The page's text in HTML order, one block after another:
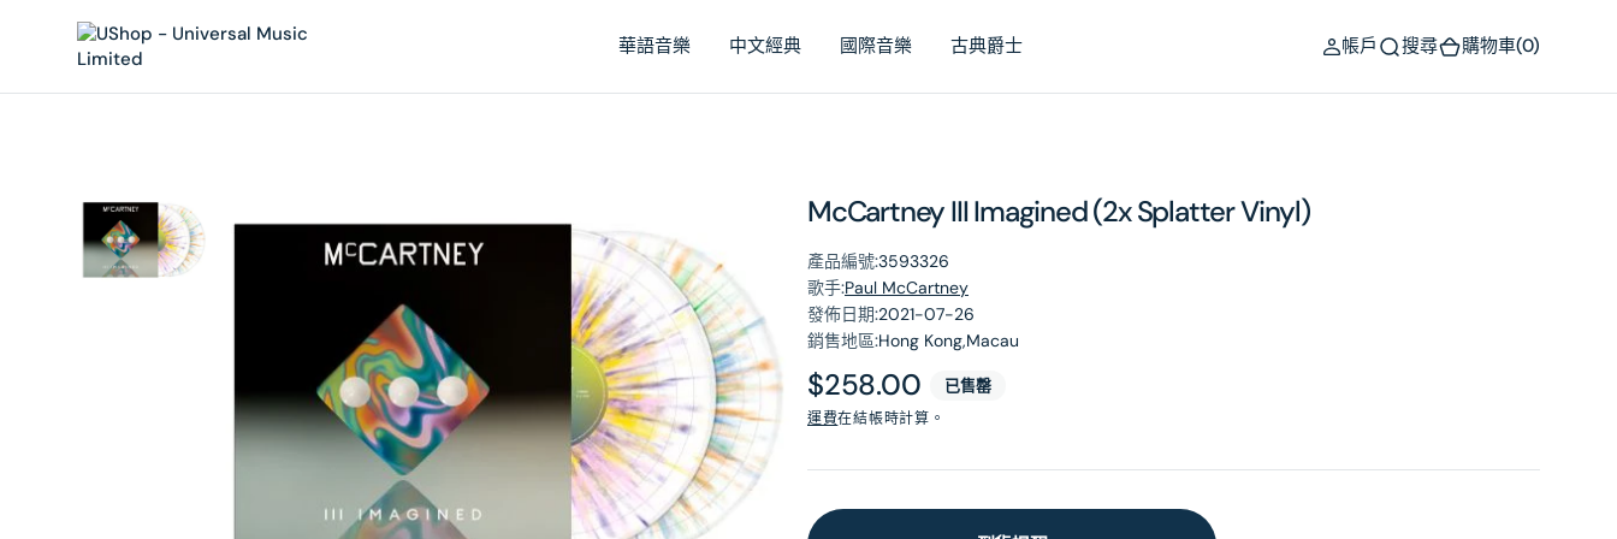
華語音樂 中文經典 國際音樂 古典爵士 帳戶 搜尋 購物車(0)
McCartney III Imagined (2x Splatter Vinyl)
產品編號:3593326
歌手:Paul McCartney
發佈日期:2021-07-26
銷售地區:Hong Kong,Macau
原
價
$258.00 已售罄
運費在結帳時計算。
在
相